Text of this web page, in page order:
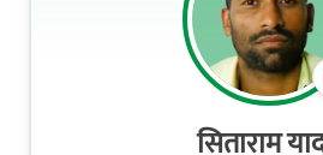
सिताराम